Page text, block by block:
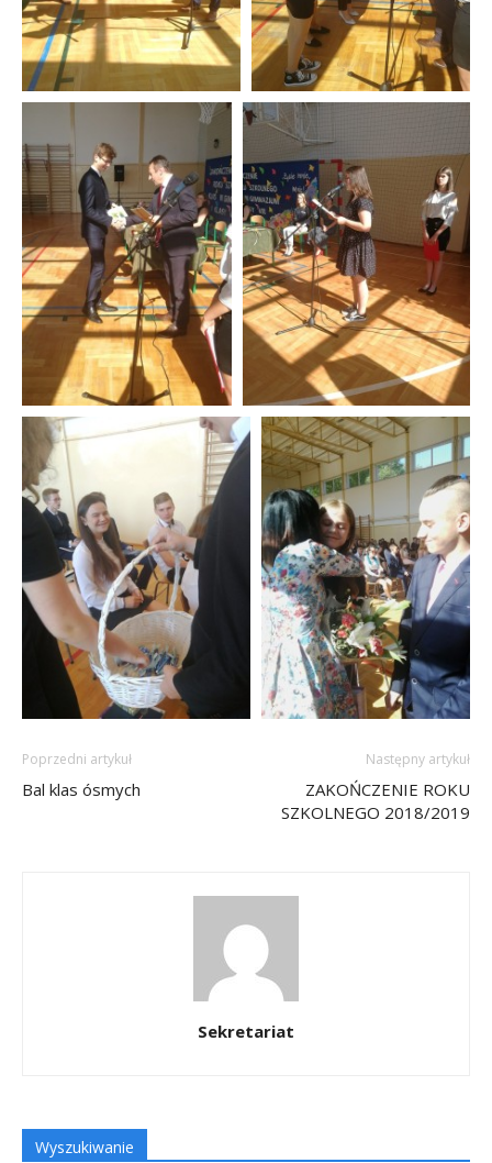
Poprzedni artykuł
Bal klas ósmych
Następny artykuł
ZAKOŃCZENIE ROKU
SZKOLNEGO 2018/2019
Sekretariat
Wyszukiwanie